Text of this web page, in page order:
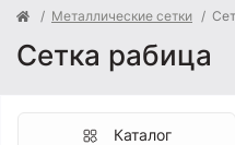
Металлические сетки
Сетка рабица
Каталог